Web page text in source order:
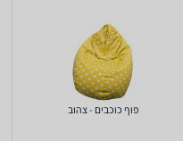
פוף כוכבים - צהוב